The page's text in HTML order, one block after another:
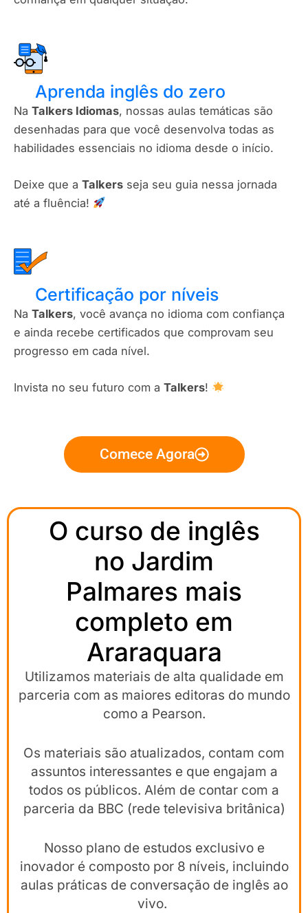
Aprenda inglês do zero
Na Talkers Idiomas, nossas aulas temáticas são
desenhadas para que você desenvolva todas as
habilidades essenciais no idioma desde o início.
Deixe que a Talkers seja seu guia nessa jornada
até a fluência!
Certificação por níveis​
Na Talkers, você avança no idioma com confiança
e ainda recebe certificados que comprovam seu
progresso em cada nível.
Invista no seu futuro com a Talkers!
Comece Agora
O curso de inglês
no Jardim
Palmares mais
completo em
Araraquara
Utilizamos materiais de alta qualidade em
parceria com as maiores editoras do mundo
como a Pearson.
Os materiais são atualizados, contam com
assuntos interessantes e que engajam a
todos os públicos. Além de contar com a
parceria da BBC (rede televisiva britânica)
Nosso plano de estudos exclusivo e
inovador é composto por 8 níveis, incluindo
aulas práticas de conversação de inglês ao
vivo.